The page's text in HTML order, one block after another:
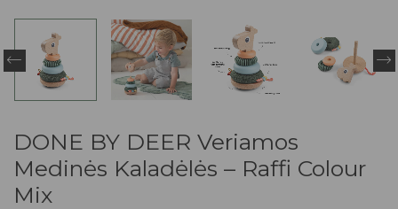
DONE BY DEER Veriamos
Medinės Kaladėlės – Raffi Colour
Mix